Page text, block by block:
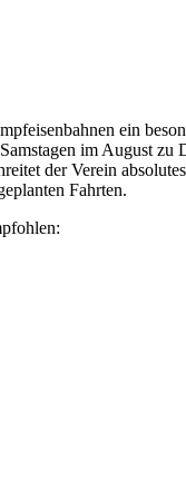
ein
im August zu
der Verein
Fahrten.